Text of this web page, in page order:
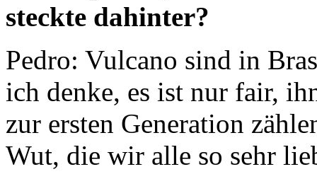
steckte dahinter?
Pedro: Vulcano sind in
ich denke, es ist nur fair,
zur ersten Generation
Wut, die wir alle so sehr